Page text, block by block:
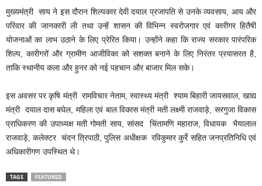
मुख्यमंत्री साय ने इस दौरान शिल्पकार देवी दयाल प्रजापति से उनके व्यवसाय, आय और
परिवार की जानकारी ली तथा उन्हें शासन की विभिन्न स्वरोजगार एवं कारीगर हितैषी
योजनाओं का लाभ उठाने के लिए प्रेरित किया। उन्होंने कहा कि राज्य सरकार पारंपरिक
शिल्प, कारीगरों और ग्रामीण आजीविका को सशक्त बनाने के लिए निरंतर प्रयासरत है,
ताकि स्थानीय कला और हुनर को नई पहचान और बाजार मिल सके।
इस अवसर पर कृषि मंत्री रामविचार नेताम, स्वास्थ्य मंत्री श्याम बिहारी जायसवाल, खाद्य
मंत्री दयाल दास बघेल, महिला एवं बाल विकास मंत्री मती लक्ष्मी राजवाड़े, सरगुजा विकास
प्राधिकरण की उपाध्यक्ष मती गोमती साय, सांसद चिंतामणि महाराज, विधायक भैयालाल
राजवाड़े, कलेक्टर चंदन त्रिपाठी, पुलिस अधीक्षक रविकुमार कुर्रे सहित जनप्रतिनिधि एवं
अधिकारीगण उपस्थित थे।
TAGS FEATURED